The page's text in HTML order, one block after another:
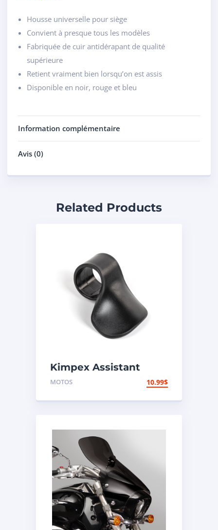
Housse universelle pour siège
Convient à presque tous les modèles
Fabriquée de cuir antidérapant de qualité
supérieure
Retient vraiment bien lorsqu’on est assis
Disponible en noir, rouge et bleu
Information complémentaire
Avis (0)
Related Products
Kimpex Assistant
d’accélérateur
MOTOS 10.99$